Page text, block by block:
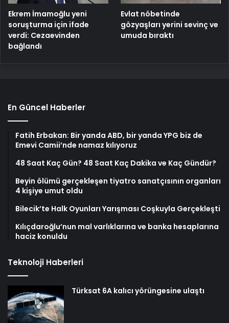
Ekrem İmamoğlu yeni
soruşturma için ifade
verdi: Cezaevinden
bağlandı
Evlat nöbetinde
gözyaşları yerini sevinç ve
umuda bıraktı
En Güncel Haberler
Fatih Erbakan: Bir yanda ABD, bir yanda YPG biz de
Emevi Camii’nde namaz kılıyoruz
48 Saat Kaç Gün? 48 Saat Kaç Dakika ve Kaç Gündür?
Beyin ölümü gerçekleşen tiyatro sanatçısının organları
4 kişiye umut oldu
Bilecik’te Halk Oyunları Yarışması Coşkuyla Gerçekleşti
Kılıçdaroğlu’nun mal varlıklarına ve banka hesaplarına
haciz konuldu
Teknoloji Haberleri
Türksat 6A kalıcı yörüngesine ulaştı